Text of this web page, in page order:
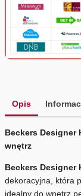
Opis
Beckers Designer
wnętrz
Beckers Designer
dekoracyjna, która
idealny do wnętrz